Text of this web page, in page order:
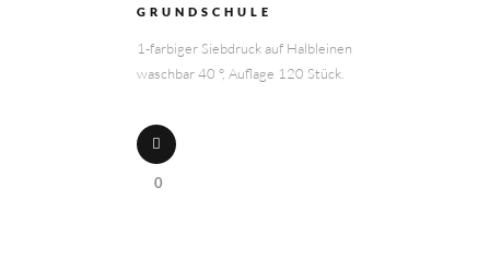
GRUNDSCHULE
1-farbiger Siebdruck auf Halbleinen
waschbar 40 °, Auflage 120 Stück.
0